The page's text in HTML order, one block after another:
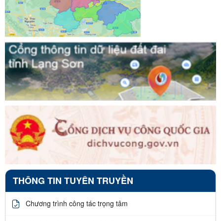
THÔNG TIN TUYÊN TRUYỀN
Chương trình công tác trọng tâm